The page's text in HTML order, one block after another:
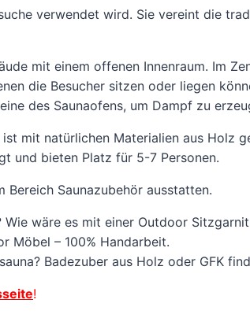
verwendet wird. Sie vereint die
mit einem offenen Innenraum. Im
die Besucher sitzen oder liegen
des Saunaofens, um Dampf zu
mit natürlichen Materialien aus Holz
und bieten Platz für 5-7 Personen.
Bereich Saunazubehör ausstatten.
wäre es mit einer Outdoor
Möbel – 100% Handarbeit.
Badezuber aus Holz oder GFK
!